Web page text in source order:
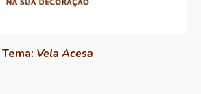
Tema: Vela Acesa